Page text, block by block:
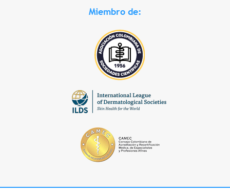
Miembro de: